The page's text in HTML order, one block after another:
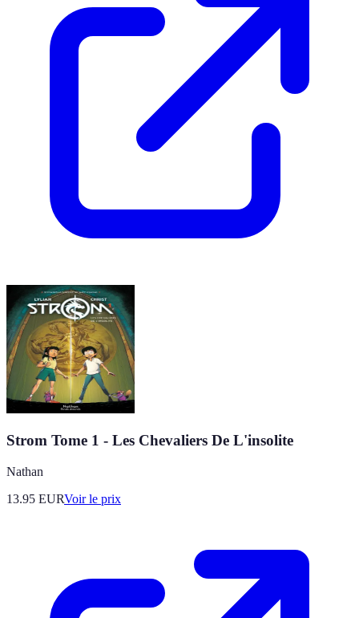
Strom Tome 1 - Les Chevaliers De L'insolite
Nathan
13.95 EURVoir le prix